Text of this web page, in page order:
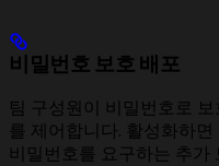
비밀번호 보호 배포
팀 구성원이 비밀번호로
를 제어합니다. 활성화하
비밀번호를 요구하는 추가